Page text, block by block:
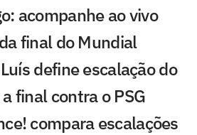
acompanhe ao vivo
final do Mundial
define escalação do
final contra o PSG
compara escalações